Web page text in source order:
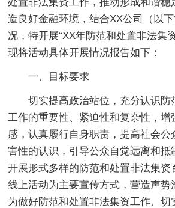
造良好金融环境，结合XX公司（以
况，特开展“XX年防范和处置非法集
现将活动具体开展情况报告如下：
一、目标要求
切实提高政治站位，充分认识防
工作的重要性、紧迫性和复杂性，增
感，认真履行自身职责，提高社会公
害性的认识，引导公众自觉远离和抵
开展形式多样的防范和处置非法集资
线上活动为主要宣传方式，营造声势
为做好防范和处置非法集资工作、切